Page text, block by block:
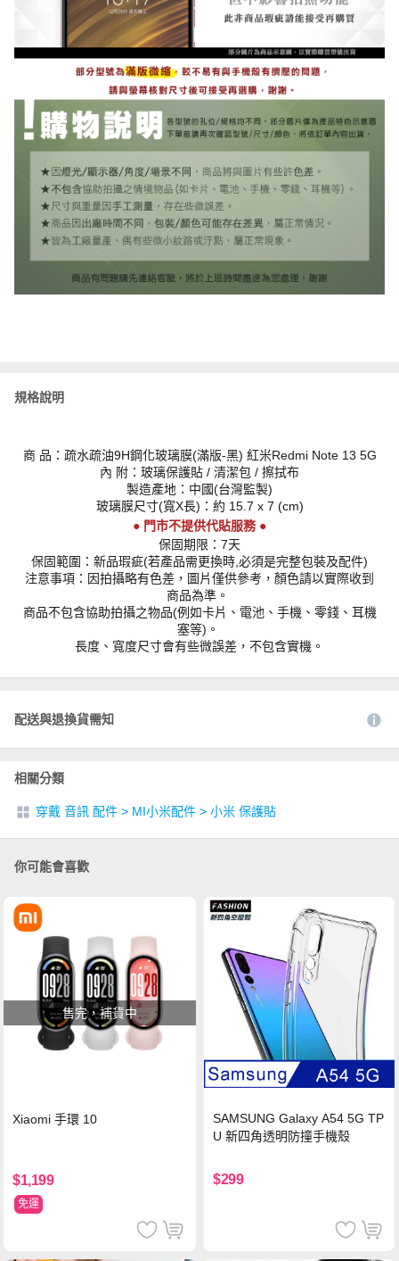
規格說明
商 品：疏水疏油9H鋼化玻璃膜(滿版-黑) 紅米Redmi Note 13 5G
內 附：玻璃保護貼 / 清潔包 / 擦拭布
製造產地：中國(台灣監製)
玻璃膜尺寸(寬X長)：約 15.7 x 7 (cm)
● 門市不提供代貼服務 ●
保固期限：7天
保固範圍：新品瑕疵(若產品需更換時,必須是完整包裝及配件)
注意事項：因拍攝略有色差，圖片僅供參考，顏色請以實際收到
商品為準。
商品不包含協助拍攝之物品(例如卡片、電池、手機、零錢、耳機
塞等)。
長度、寬度尺寸會有些微誤差，不包含實機。
配送與退換貨需知
相關分類
穿戴 音訊 配件 > MI小米配件 > 小米 保護貼
你可能會喜歡
售完，補貨中
Xiaomi 手環 10
$1,199
免運
SAMSUNG Galaxy A54 5G TP
U 新四角透明防撞手機殼
$299